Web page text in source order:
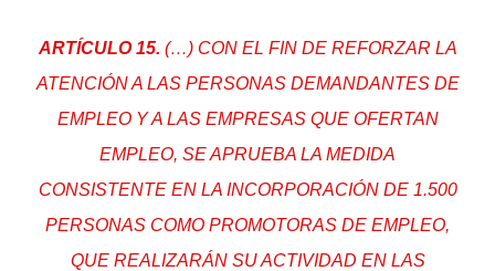
ARTÍCULO 15. (…) CON EL FIN DE REFORZAR LA
ATENCIÓN A LAS PERSONAS DEMANDANTES DE
EMPLEO Y A LAS EMPRESAS QUE OFERTAN
EMPLEO, SE APRUEBA LA MEDIDA
CONSISTENTE EN LA INCORPORACIÓN DE 1.500
PERSONAS COMO PROMOTORAS DE EMPLEO,
QUE REALIZARÁN SU ACTIVIDAD EN LAS